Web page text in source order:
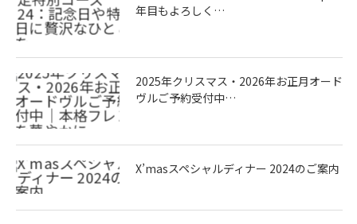
年目もよろしく…
2025年クリスマス・2026年お正月オード
ヴルご予約受付中…
X’masスペシャルディナー 2024のご案内